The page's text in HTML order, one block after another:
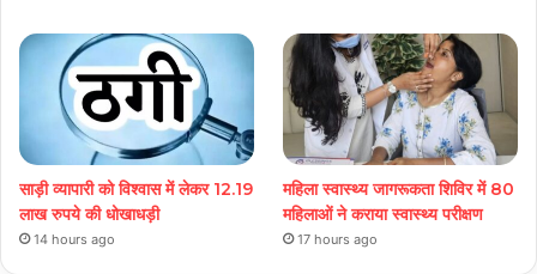
साड़ी व्यापारी को विश्वास में लेकर 12.19
लाख रुपये की धोखाधड़ी
14 hours ago
महिला स्वास्थ्य जागरूकता शिविर में 80
महिलाओं ने कराया स्वास्थ्य परीक्षण
17 hours ago